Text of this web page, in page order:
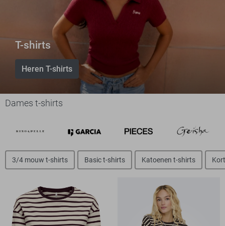
T-shirts
Heren T-shirts
Dames t-shirts
3/4 mouw t-shirts Basic t-shirts Katoenen t-shirts